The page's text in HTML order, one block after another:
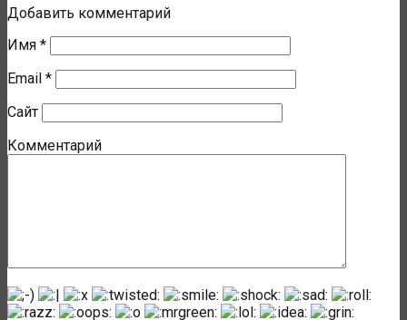
Добавить комментарий
Имя *
Email *
Сайт
Комментарий